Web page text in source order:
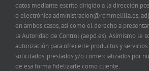
datos mediante escrito dirigido a la dirección
o electrónica administracion@rcmmelilla.es,
en ambos casos, así como el derecho a
la Autoridad de Control (aepd.es). Asimismo le
autorización para ofrecerle productos y
solicitados, prestados y/o comercializados por
de esa forma fidelizarle como cliente.